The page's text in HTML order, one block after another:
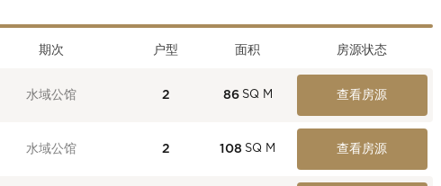
期次 户型 面积 房源状态
水域公馆 2 86 SQ M 查看房源
水域公馆 2 108 SQ M 查看房源